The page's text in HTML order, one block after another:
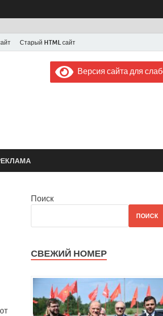
Старый HTML сайт
"Советская
с июля 1956 года
Версия сайта для
Поиск
ПОИСК
СВЕЖИЙ НОМЕР